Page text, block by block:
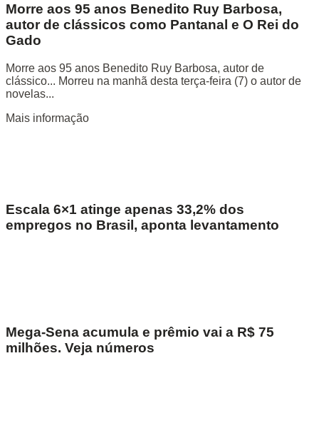
Morre aos 95 anos Benedito Ruy Barbosa,
autor de clássicos como Pantanal e O Rei do
Gado
Morre aos 95 anos Benedito Ruy Barbosa, autor de
clássico... Morreu na manhã desta terça-feira (7) o autor de
novelas...
Mais informação
Escala 6×1 atinge apenas 33,2% dos
empregos no Brasil, aponta levantamento
Mega-Sena acumula e prêmio vai a R$ 75
milhões. Veja números